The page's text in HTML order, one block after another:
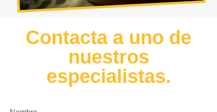
Contacta a uno de
nuestros
especialistas.